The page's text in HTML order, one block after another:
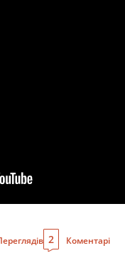
2 Коментарі